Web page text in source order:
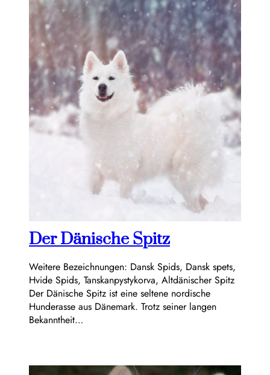
Der Dänische Spitz
Weitere Bezeichnungen: Dansk Spids, Dansk spets,
Hvide Spids, Tanskanpystykorva, Altdänischer Spitz
Der Dänische Spitz ist eine seltene nordische
Hunderasse aus Dänemark. Trotz seiner langen
Bekanntheit…